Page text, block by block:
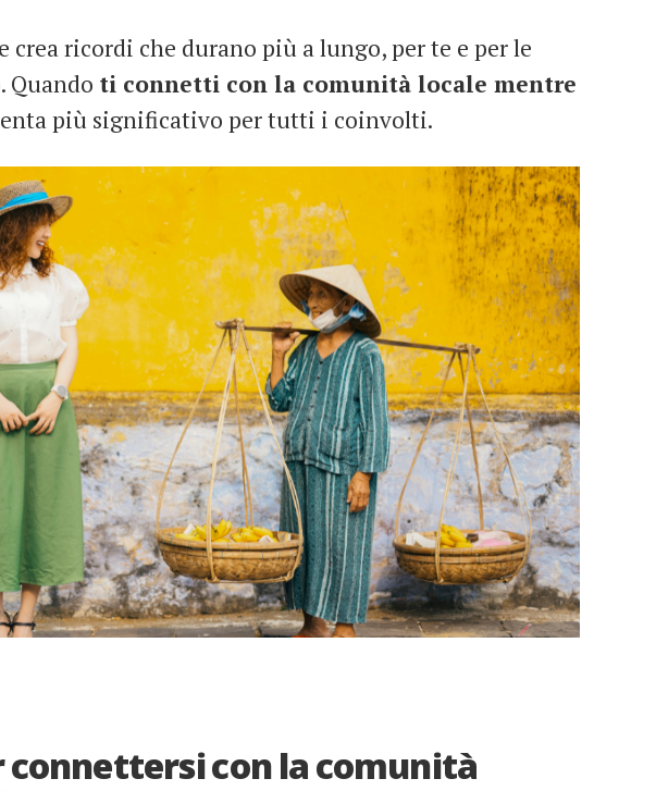
crea ricordi che durano più a lungo, per te e per le
Quando ti connetti con la comunità locale mentre
più significativo per tutti i coinvolti.
con la comunità